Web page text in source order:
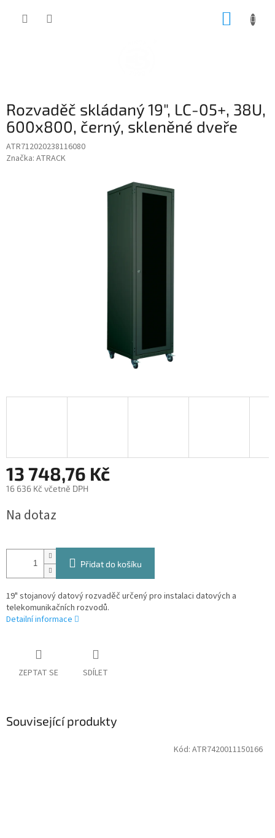
Rozvaděč skládaný 19", LC-05+, 38U,
600x800, černý, skleněné dveře
ATR712020238116080
Značka: ATRACK
13 748,76 Kč
16 636 Kč včetně DPH
cena:
Na dotaz
Přidat do košíku
19" stojanový datový rozvaděč určený pro instalaci datových a
telekomunikačních rozvodů.
Detailní informace
ZEPTAT SE SDÍLET
Související produkty
Kód: ATR7420011150166